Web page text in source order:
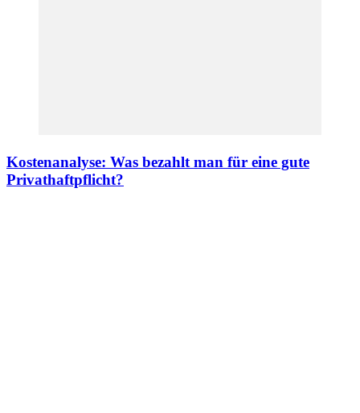
Kostenanalyse: Was bezahlt man für eine gute
Privathaftpflicht?